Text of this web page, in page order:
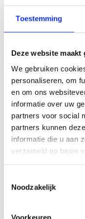
Toestemming
Deze website
We gebruiken
personaliseren, om
en om ons
informatie over uw
partners voor social
partners kunnen
informatie die u aan
verzameld op basis
Noodzakelijk
Volg je liever
locatie met een
Dat kan! Wij
workshops aan
ons op kantoor
deelnemers:8
Neem contact
Ervaringen